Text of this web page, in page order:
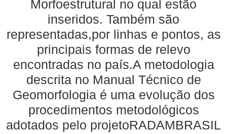
Morfoestrutural no qual estão
inseridos. Também são
representadas,por linhas e pontos, as
principais formas de relevo
encontradas no país.A metodologia
descrita no Manual Técnico de
Geomorfologia é uma evolução dos
procedimentos metodológicos
adotados pelo projetoRADAMBRASIL